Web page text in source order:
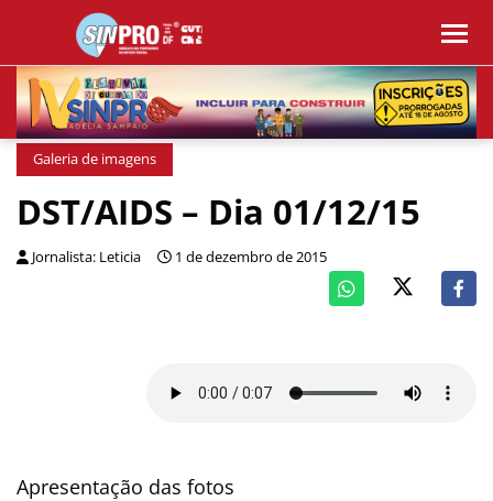
Galeria de imagens
DST/AIDS – Dia 01/12/15
Jornalista: Leticia 1 de dezembro de 2015
Apresentação das fotos